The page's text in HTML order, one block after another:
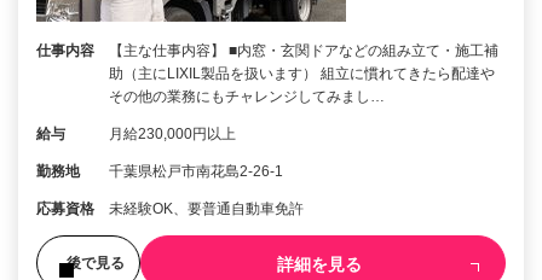
仕事内容
【主な仕事内容】 ■内窓・玄関ドアなどの組み立て・施工補
助（主にLIXIL製品を扱います） 組立に慣れてきたら配達や
その他の業務にもチャレンジしてみまし…
給与 月給230,000円以上
勤務地 千葉県松戸市南花島2-26-1
応募資格 未経験OK、要普通自動車免許
後で見る 詳細を見る